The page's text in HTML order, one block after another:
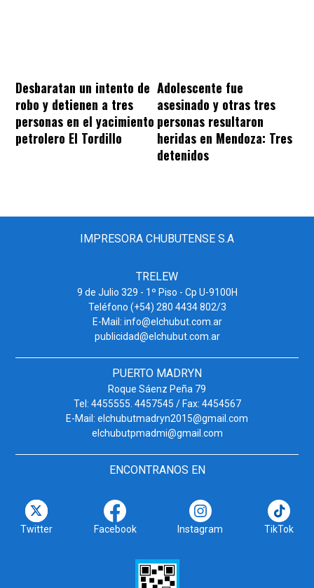
Desbaratan un intento de
robo y detienen a tres
personas en el yacimiento
petrolero El Tordillo
Adolescente fue
asesinado y otras tres
personas resultaron
heridas en Mendoza: Tres
detenidos
IMPRESORA CHUBUTENSE S.A
TRELEW
9 de Julio 329 - 1º Piso - Cp U-9100H
Teléfono (+54) 280 4434 802/3
E-Mail: info@elchubut.com.ar
publicidad@elchubut.com.ar
PUERTO MADRYN
Roque Sáenz Peña 79
Tel: 4455555. 4457545 / Fax: 4454567
E-Mail: elchubutmadryn2015@gmail.com
elchubutpmadmi@gmail.com
ENCONTRANOS EN
Twitter Facebook Instagram TikTok